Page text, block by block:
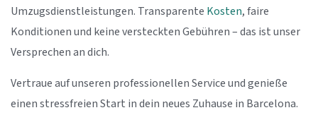
Umzugsdienstleistungen. Transparente Kosten, faire
Konditionen und keine versteckten Gebühren – das ist unser
Versprechen an dich.
Vertraue auf unseren professionellen Service und genieße
einen stressfreien Start in dein neues Zuhause in Barcelona.